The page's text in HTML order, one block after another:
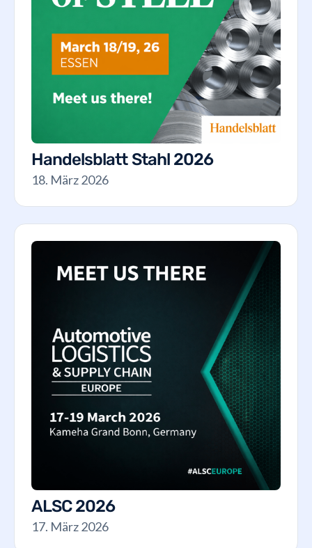
Handelsblatt Stahl 2026
18. März 2026
ALSC 2026
17. März 2026